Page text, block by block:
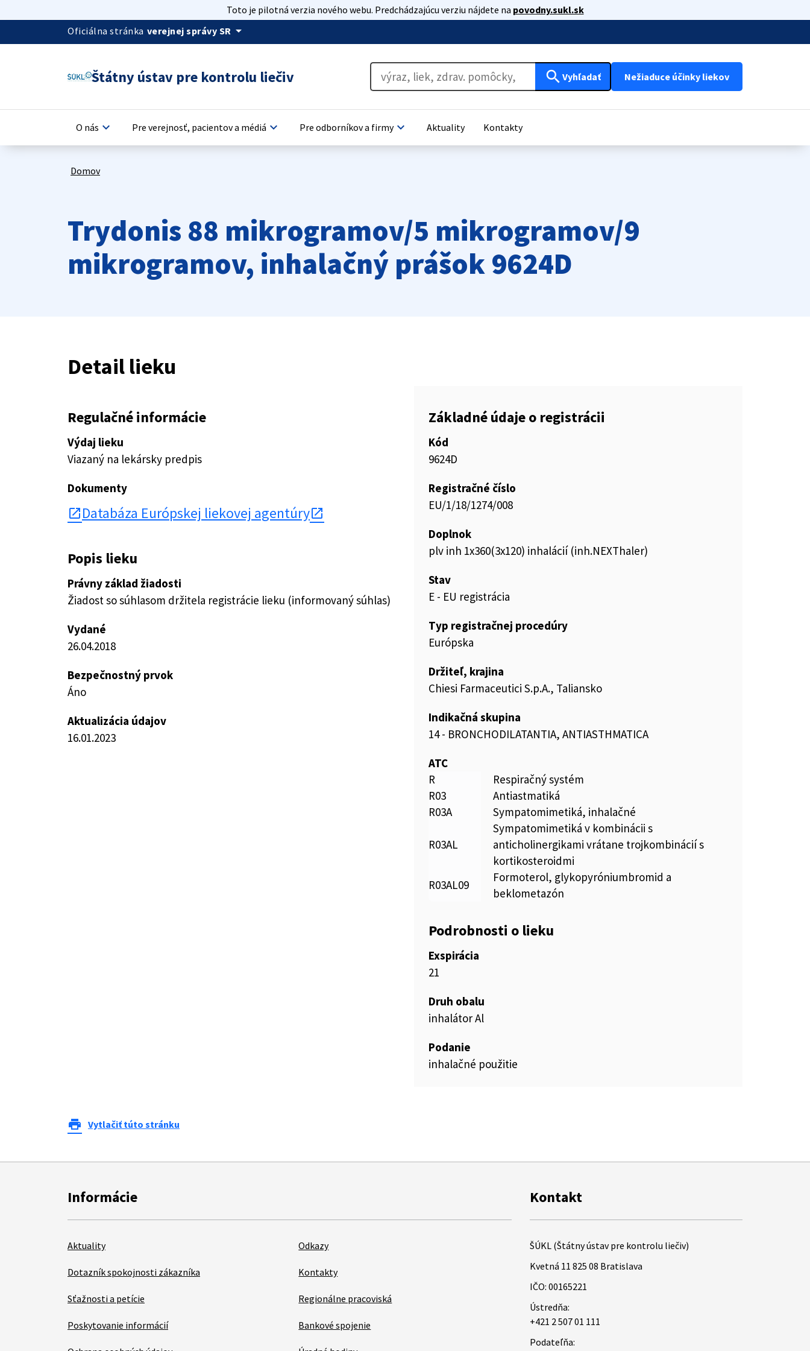
Toto je pilotná verzia nového webu. Predchádzajúcu verziu nájdete na povodny.sukl.sk
Oficiálna stránka verejnej správy SR arrow_drop_down
Štátny ústav pre kontrolu liečiv search Vyhľadať Nežiaduce účinky liekov
O nás keyboard_arrow_down Pre verejnosť, pacientov a médiá keyboard_arrow_down Pre odborníkov a firmykeyboard_arrow_down Aktuality Kontakty
Domov
Trydonis 88 mikrogramov/5 mikrogramov/9
mikrogramov, inhalačný prášok 9624D
Detail lieku
Regulačné informácie
Výdaj lieku
Viazaný na lekársky predpis
Dokumenty
open_in_new Databáza Európskej liekovej agentúry
Popis lieku
Právny základ žiadosti
Žiadost so súhlasom držitela registrácie lieku (informovaný súhlas)
Vydané
26.04.2018
Bezpečnostný prvok
Áno
Aktualizácia údajov
16.01.2023
Základné údaje o registrácii
Kód
9624D
Registračné číslo
EU/1/18/1274/008
Doplnok
plv inh 1x360(3x120) inhalácií (inh.NEXThaler)
Stav
E - EU registrácia
Typ registračnej procedúry
Európska
Držiteľ, krajina
Chiesi Farmaceutici S.p.A., Taliansko
Indikačná skupina
14 - BRONCHODILATANTIA, ANTIASTHMATICA
ATC
R
Respiračný systém
R03
Antiastmatiká
R03A
Sympatomimetiká, inhalačné
R03AL
Sympatomimetiká v kombinácii s
anticholinergikami vrátane trojkombinácií s
kortikosteroidmi
R03AL09
Formoterol, glykopyróniumbromid a
beklometazón
Podrobnosti o lieku
Exspirácia
21
Druh obalu
inhalátor Al
Podanie
inhalačné použitie
print Vytlačiť túto stránku
Informácie
Aktuality
Dotazník spokojnosti zákazníka
Sťažnosti a petície
Poskytovanie informácií
Odkazy
Kontakty
Regionálne pracoviská
Bankové spojenie
Kontakt
ŠÚKL (Štátny ústav pre kontrolu liečiv)
Kvetná 11 825 08 Bratislava
IČO: 00165221
Ústredňa:
+421 2 507 01 111
Podateľňa: